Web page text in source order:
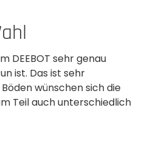
DEEBOT sehr genau
ist. Das ist sehr
wünschen sich die
Teil auch unterschiedlich